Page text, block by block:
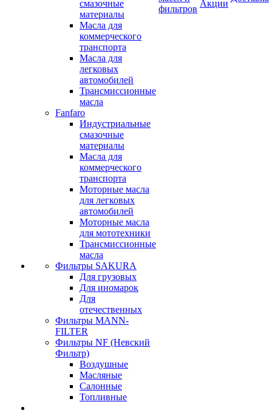
смазочные
материалы
Масла для
коммерческого
транспорта
Масла для
легковых
автомобилей
Трансмиссионные
масла
Fanfaro
Индустриальные
смазочные
материалы
Масла для
коммерческого
транспорта
Моторные масла
для легковых
автомобилей
Моторные масла
для мототехники
Трансмиссионные
масла
Фильтры SAKURA
Для грузовых
Для иномарок
Для
отечественных
Фильтры MANN-
FILTER
Фильтры NF (Невский
Фильтр)
Воздушные
Масляные
Салонные
Топливные
фильтров
Акции